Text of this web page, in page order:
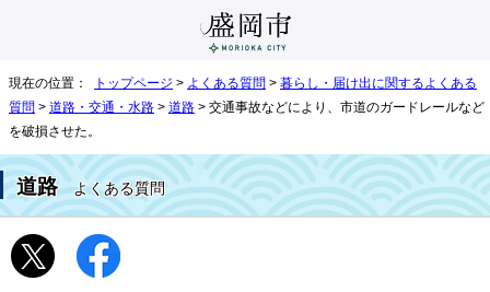
現在の位置： トップページ > よくある質問 > 暮らし・届け出に関するよくある
質問 > 道路・交通・水路 > 道路 > 交通事故などにより、市道のガードレールなど
を破損させた。
道路よくある質問